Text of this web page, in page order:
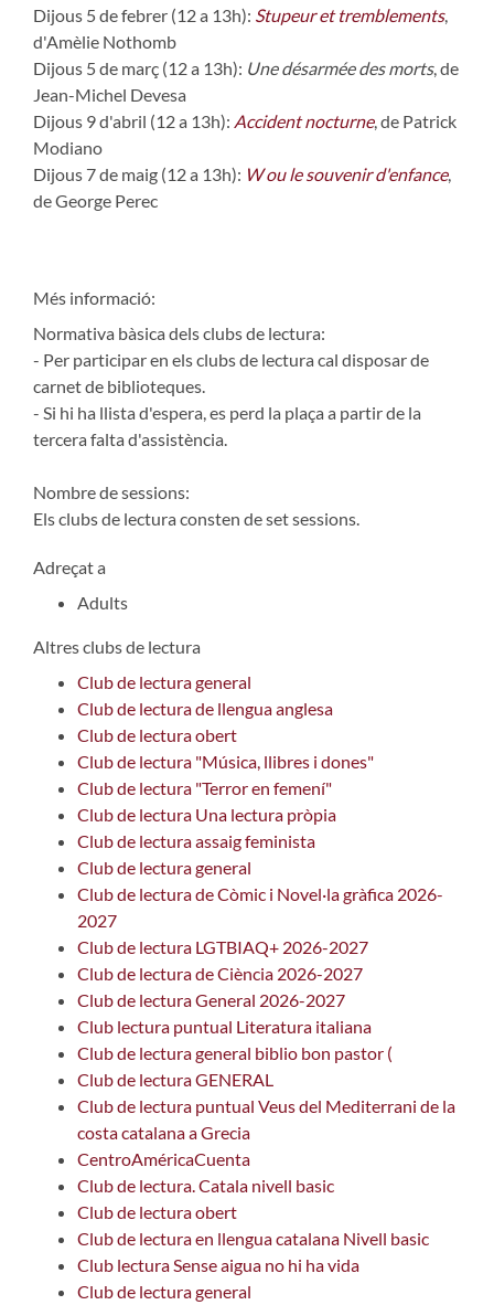
Dijous 5 de febrer (12 a 13h): Stupeur et tremblements,
d'Amèlie Nothomb
Dijous 5 de març (12 a 13h): Une désarmée des morts, de
Jean-Michel Devesa
Dijous 9 d'abril (12 a 13h): Accident nocturne, de Patrick
Modiano
Dijous 7 de maig (12 a 13h): W ou le souvenir d'enfance,
de George Perec
Més informació:
Normativa bàsica dels clubs de lectura:
- Per participar en els clubs de lectura cal disposar de
carnet de biblioteques.
- Si hi ha llista d'espera, es perd la plaça a partir de la
tercera falta d'assistència.
Nombre de sessions:
Els clubs de lectura consten de set sessions.
Adreçat a
Adults
Altres clubs de lectura
Club de lectura general
Club de lectura de llengua anglesa
Club de lectura obert
Club de lectura "Música, llibres i dones"
Club de lectura "Terror en femení"
Club de lectura Una lectura pròpia
Club de lectura assaig feminista
Club de lectura general
Club de lectura de Còmic i Novel·la gràfica 2026-
2027
Club de lectura LGTBIAQ+ 2026-2027
Club de lectura de Ciència 2026-2027
Club de lectura General 2026-2027
Club lectura puntual Literatura italiana
Club de lectura general biblio bon pastor (
Club de lectura GENERAL
Club de lectura puntual Veus del Mediterrani de la
costa catalana a Grecia
CentroAméricaCuenta
Club de lectura. Catala nivell basic
Club de lectura obert
Club de lectura en llengua catalana Nivell basic
Club lectura Sense aigua no hi ha vida
Club de lectura general